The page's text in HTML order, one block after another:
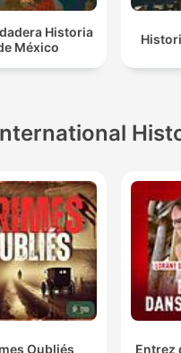
Historia
México
Oubliés Entrez